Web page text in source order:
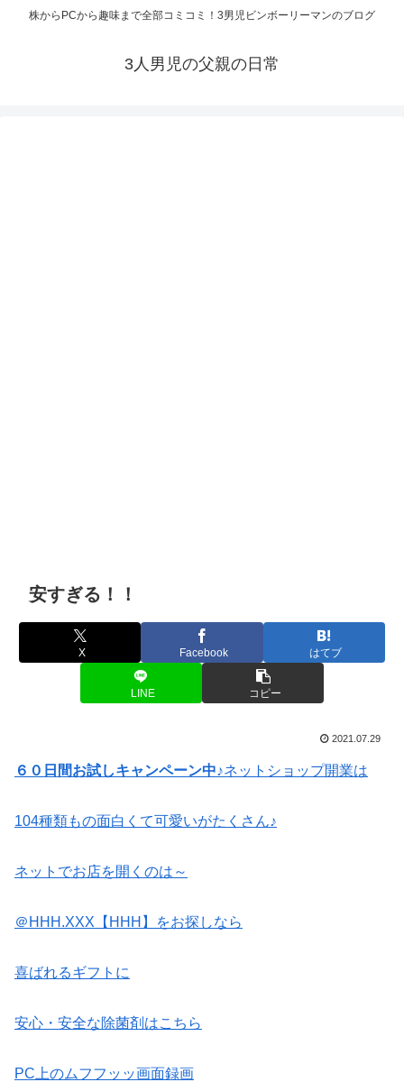
株からPCから趣味まで全部コミコミ！3男児ビンボーリーマンのブログ
3人男児の父親の日常
安すぎる！！
X Facebook はてブ
LINE コピー
2021.07.29
６０日間お試しキャンペーン中♪ネットショップ開業は
104種類もの面白くて可愛いがたくさん♪
ネットでお店を開くのは～
＠HHH.XXX【HHH】をお探しなら
喜ばれるギフトに
安心・安全な除菌剤はこちら
PC上のムフフッッ画面録画